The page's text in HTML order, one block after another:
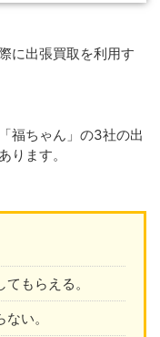
に出張買取を利用す
福ちゃん」の3社の出
ります。
もらえる。
い。